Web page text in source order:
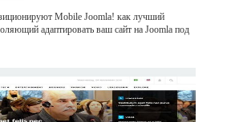
Mobile Joomla! как лучший
адаптировать ваш сайт на Joomla под